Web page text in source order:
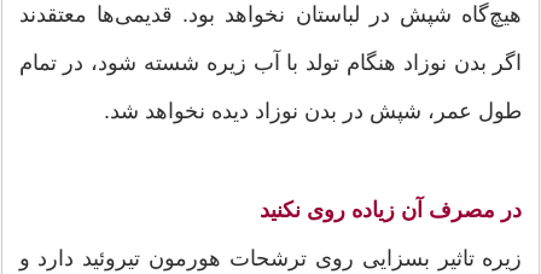
هیچ‌گاه شپش در لباستان نخواهد بود. قدیمی‌ها معتقدند
اگر بدن نوزاد هنگام تولد با آب زیره شسته شود، در تمام
طول عمر، شپش در بدن نوزاد دیده نخواهد شد.
در مصرف آن زیاده روی نکنید
زیره تاثیر بسزایی روی ترشحات هورمون تیروئید دارد و